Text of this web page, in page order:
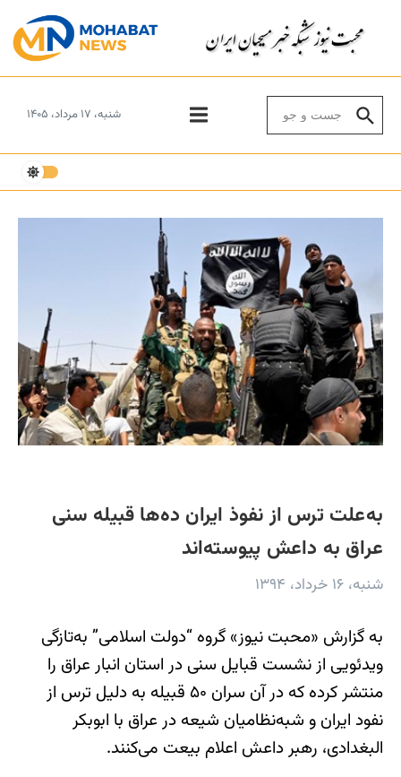
شنبه، ۱۷ مرداد، ۱۴۰۵
به‌علت ترس از نفوذ ایران ده‌ها قبیله سنی
عراق به داعش پیوسته‌اند
شنبه، ۱۶ خرداد، ۱۳۹۴
به گزارش «محبت نیوز» گروه “دولت اسلامی” به‌تازگی
ویدئویی از نشست قبایل سنی در استان انبار عراق را
منتشر کرده که در آن سران ۵۰ قبیله به دلیل ترس از
نفود ایران و شبه‌نظامیان شیعه در عراق با ابوبکر
البغدادی، رهبر داعش اعلام بیعت می‌کنند.